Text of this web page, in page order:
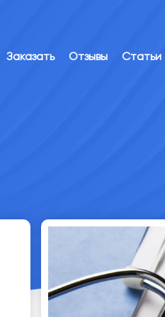
Заказать Отзывы Статьи